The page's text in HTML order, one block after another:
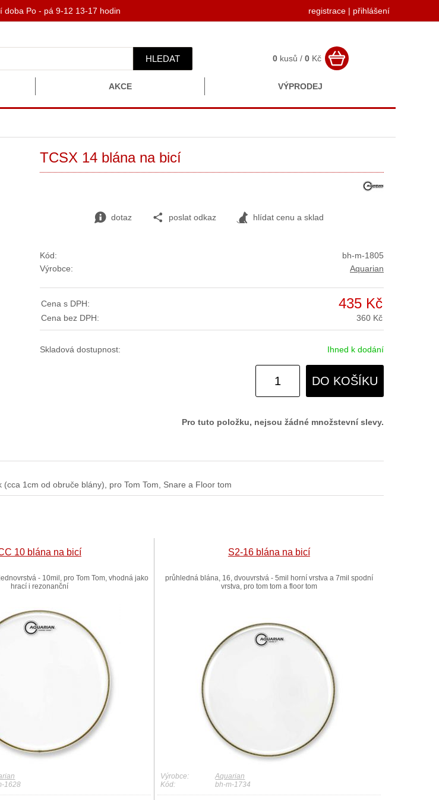
TCSX 14 blána na bicí
dotaz poslat odkaz hlídat cenu a sklad
Kód:
bh-m-1805
Výrobce:
Aquarian
Cena s DPH: 435 Kč
Cena bez DPH: 360 Kč
Skladová dostupnost: Ihned k dodání
DO KOŠÍKU
Pro tuto položku, nejsou žádné množstevní slevy.
1cm od obruče blány), pro Tom Tom, Snare a Floor tom
10 blána na bicí
- 10mil, pro Tom Tom, vhodná jako
hrací i rezonanční
1628
S2-16 blána na bicí
průhledná blána, 16, dvouvrstvá - 5mil horní vrstva a 7mil spodní
vrstva, pro tom tom a floor tom
Výrobce:
Aquarian
Kód:
bh-m-1734
AKCE VÝPRODEJ
Po - pá 9-12 13-17 hodin registrace | přihlášení
HLEDAT 0kusů / 0Kč